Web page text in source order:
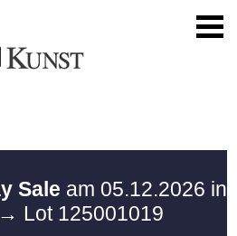
Sale am 05.12.2026 in
→ Lot 125001019